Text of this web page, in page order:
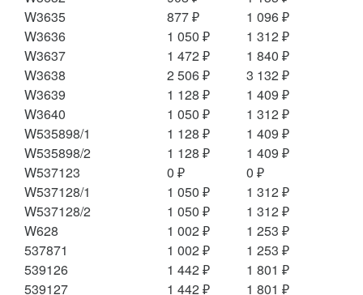
W3635
877 ₽
1 096 ₽
W3636
1 050 ₽
1 312 ₽
W3637
1 472 ₽
1 840 ₽
W3638
2 506 ₽
3 132 ₽
W3639
1 128 ₽
1 409 ₽
W3640
1 050 ₽
1 312 ₽
W535898/1
1 128 ₽
1 409 ₽
W535898/2
1 128 ₽
1 409 ₽
W537123
0 ₽
0 ₽
W537128/1
1 050 ₽
1 312 ₽
W537128/2
1 050 ₽
1 312 ₽
W628
1 002 ₽
1 253 ₽
537871
1 002 ₽
1 253 ₽
539126
1 442 ₽
1 801 ₽
539127
1 442 ₽
1 801 ₽